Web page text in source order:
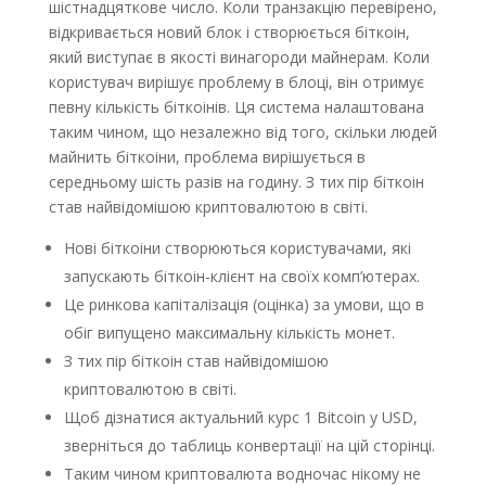
шістнадцяткове число. Коли транзакцію перевірено,
відкривається новий блок і створюється біткоін,
який виступає в якості винагороди майнерам. Коли
користувач вирішує проблему в блоці, він отримує
певну кількість біткоінів. Ця система налаштована
таким чином, що незалежно від того, скільки людей
майнить біткоіни, проблема вирішується в
середньому шість разів на годину. З тих пір біткоін
став найвідомішою криптовалютою в світі.
Нові біткоіни створюються користувачами, які
запускають біткоін-клієнт на своїх комп’ютерах.
Це ринкова капіталізація (оцінка) за умови, що в
обіг випущено максимальну кількість монет.
З тих пір біткоін став найвідомішою
криптовалютою в світі.
Щоб дізнатися актуальний курс 1 Bitcoin у USD,
зверніться до таблиць конвертації на цій сторінці.
Таким чином криптовалюта водночас нікому не